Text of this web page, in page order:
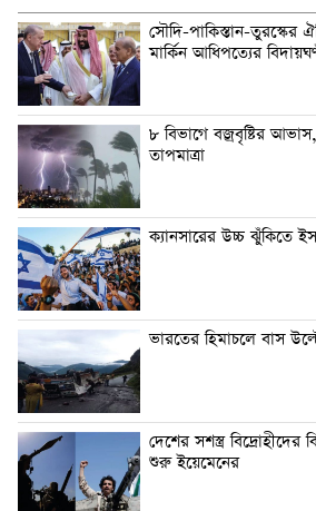
সৌদি-পাকিস্তান-তুরস্কের
মার্কিন আধিপত্যের
৮ বিভাগে বজ্রবৃষ্টির
তাপমাত্রা
ক্যানসারের উচ্চ ঝুঁকিতে
ভারতের হিমাচলে বাস
দেশের সশস্ত্র বিদ্রোহীদের
শুরু ইয়েমেনের